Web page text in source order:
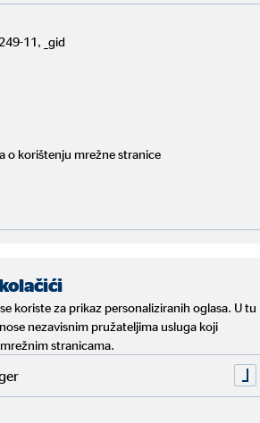
2006. uvršten na frankfurtskoj
(Prime Standard, ISIN
poslovnim rezultatima 1.
i privremeno financijsko izvješće
su na adresi www.ovb.eu pod
gdje ih možete preuzeti i
koncerna OVB u
2018. godine Operativni
1.1. –
11, _gid
o korištenju mrežne stranice
koriste za prikaz personaliziranih oglasa. U tu
nezavisnim pružateljima usluga koji
stranicama.